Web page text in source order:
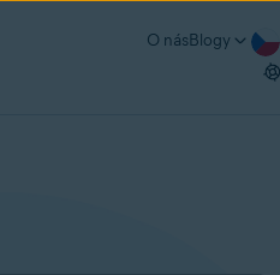
O násBlogy